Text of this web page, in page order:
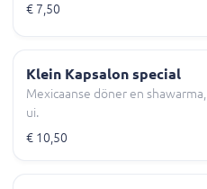
€ 7,50
Klein Kapsalon special
Mexicaanse döner en
ui.
€ 10,50